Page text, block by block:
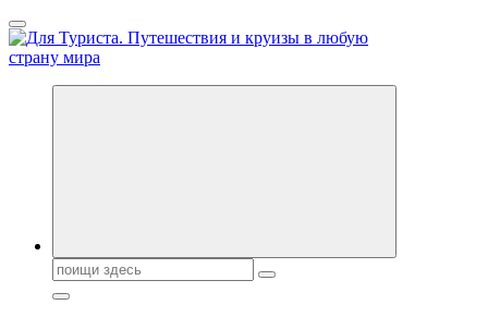
Перейти
к
содержанию
Новости туризма, куда поехать на отдых, где провести отпуск.
Поиск: